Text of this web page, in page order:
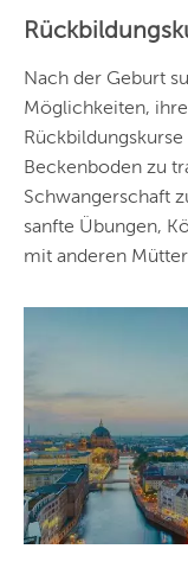
Nach der Geburt
Möglichkeiten,
Beckenboden zu
Schwangerschaft
sanfte Übungen,
mit anderen